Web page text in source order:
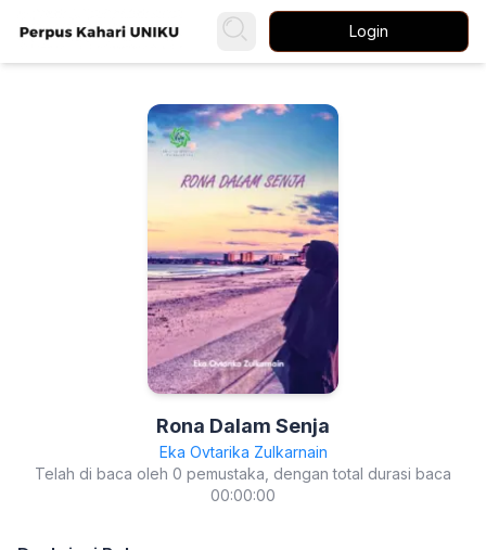
Login
Rona Dalam Senja
Eka Ovtarika Zulkarnain
Telah di baca oleh 0 pemustaka, dengan total durasi baca
00:00:00